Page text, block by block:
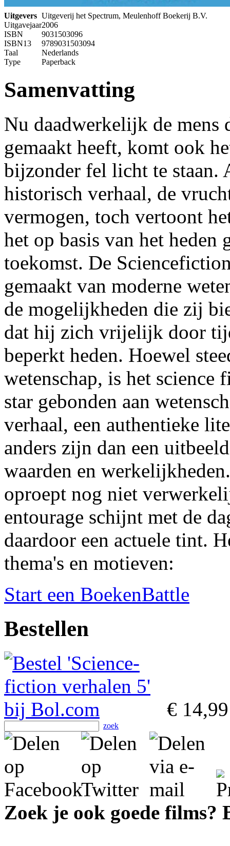
Uitgevers Uitgeverij het Spectrum, Meulenhoff Boekerij B.V.
Uitgavejaar2006
ISBN
9031503096
ISBN13
9789031503094
Taal
Nederlands
Type
Paperback
Samenvatting
Nu daadwerkelijk de mens
gemaakt heeft, komt ook
bijzonder fel licht te staan.
historisch verhaal, de
vermogen, toch vertoont
het op basis van het
toekomst. De
gemaakt van moderne
de mogelijkheden die zij
dat hij zich vrijelijk door
beperkt heden. Hoewel
wetenschap, is het
star gebonden aan
verhaal, een authentieke
anders zijn dan een
waarden en
oproept nog niet
entourage schijnt met de
daardoor een actuele tint.
thema's en motieven:
Start een BoekenBattle
Bestellen
€ 14,99
zoek
Zoek je ook goede films?